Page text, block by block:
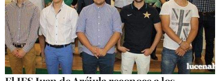
NECROLÓGICAS
GALERÍAS